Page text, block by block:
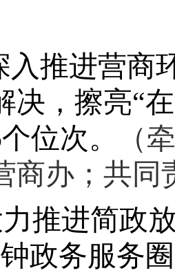
入推进营商
决，擦亮“
个位次。
（
商办；共同
推进简政
政务服务圈